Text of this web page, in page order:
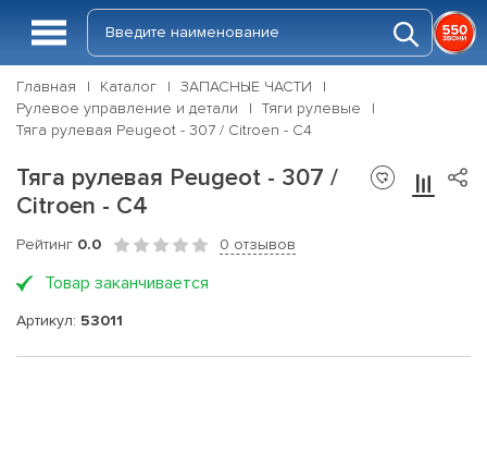
Главная Каталог
ЗАПАСНЫЕ ЧАСТИ
Рулевое управление и детали
Тяги рулевые
Тяга рулевая Peugeot - 307 / Citroen - C4
Тяга рулевая Peugeot - 307 /
Citroen - C4
Рейтинг 0.0 0 отзывов
Товар заканчивается
Артикул: 53011